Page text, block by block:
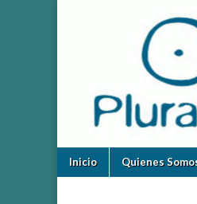
plural-
21.org
Main
menu
SkipInicio Quienes